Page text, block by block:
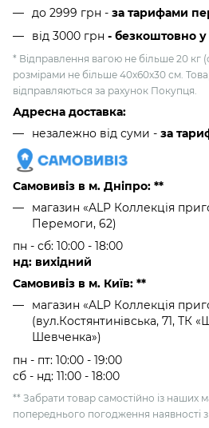
до 2999 грн - за тарифами
від 3000 грн - безкоштовно
* Відправлення вагою не більше 20 кг
розмірами не більше 40х60х30 см.
відправляються за рахунок Покупця.
Адресна доставка:
незалежно від суми - за
Самовивіз в м. Дніпро: **
магазин «ALP Коллекція
Перемоги, 62)
пн - сб: 10:00 - 18:00
нд: вихідний
Самовивіз в м. Київ: **
магазин «ALP Коллекція
(вул.Костянтинівська, 71, ТК
Шевченка»)
пн - пт: 10:00 - 19:00
сб - нд: 11:00 - 18:00
** Забрати товар самостійно із наших
попереднього погодження наявності